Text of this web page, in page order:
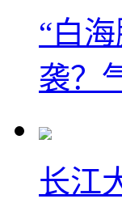
“白
袭？
长江